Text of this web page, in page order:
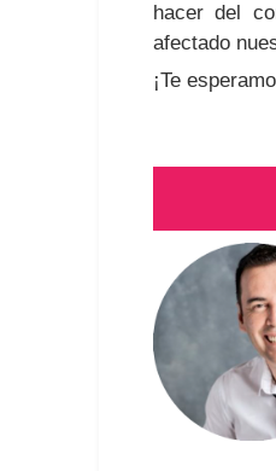
hacer del
afectado
¡Te